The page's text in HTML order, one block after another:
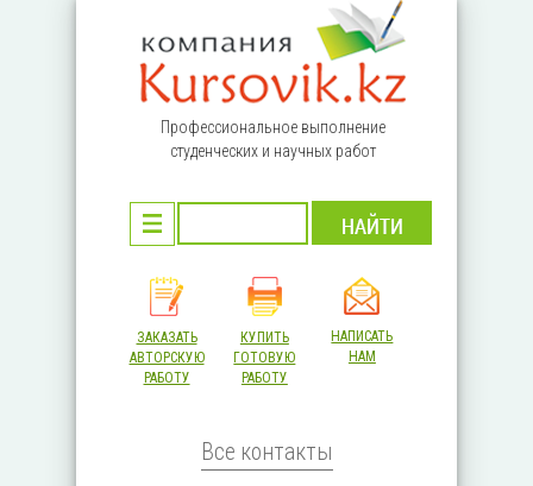
Профессиональное выполнение
студенческих и научных работ
ЗАКАЗАТЬ
АВТОРСКУЮ
РАБОТУ
КУПИТЬ
ГОТОВУЮ
РАБОТУ
НАПИСАТЬ
НАМ
Все контакты